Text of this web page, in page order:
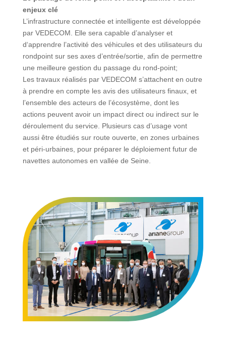
enjeux clé
L’infrastructure connectée et intelligente est développée
par VEDECOM. Elle sera capable d’analyser et
d‘apprendre l’activité des véhicules et des utilisateurs du
rondpoint sur ses axes d’entrée/sortie, afin de permettre
une meilleure gestion du passage du rond-point;
Les travaux réalisés par VEDECOM s’attachent en outre
à prendre en compte les avis des utilisateurs finaux, et
l’ensemble des acteurs de l’écosystème, dont les
actions peuvent avoir un impact direct ou indirect sur le
déroulement du service. Plusieurs cas d’usage vont
aussi être étudiés sur route ouverte, en zones urbaines
et péri-urbaines, pour préparer le déploiement futur de
navettes autonomes en vallée de Seine.